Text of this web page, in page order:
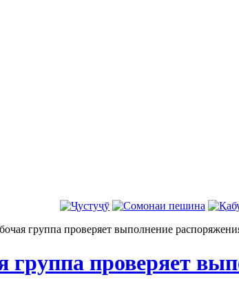
группа проверяет выполнение
группа проверяет